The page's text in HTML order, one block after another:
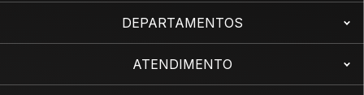
DEPARTAMENTOS
ATENDIMENTO